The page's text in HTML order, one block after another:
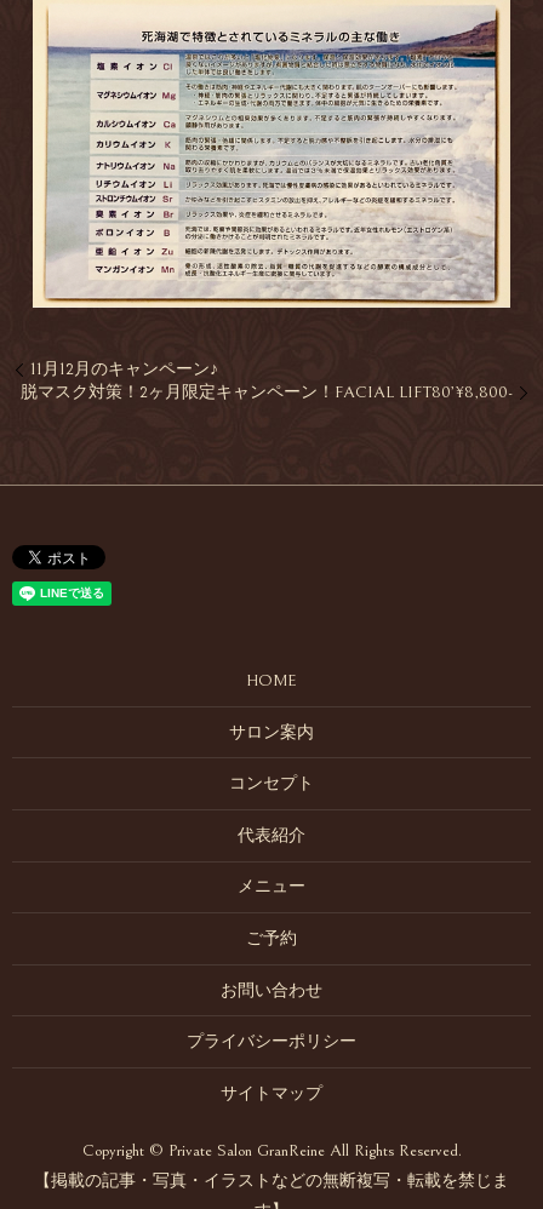
11月12月のキャンペーン♪
脱マスク対策！2ヶ月限定キャンペーン！FACIAL LIFT80’¥8,800-
HOME
サロン案内
コンセプト
代表紹介
メニュー
ご予約
お問い合わせ
プライバシーポリシー
サイトマップ
Copyright © Private Salon GranReine All Rights Reserved.
【掲載の記事・写真・イラストなどの無断複写・転載を禁じま